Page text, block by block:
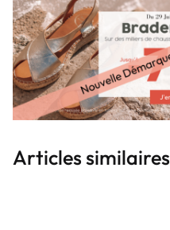
Articles similaires